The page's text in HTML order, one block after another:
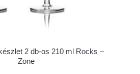
2 db-os 210 ml Rocks –
Zone